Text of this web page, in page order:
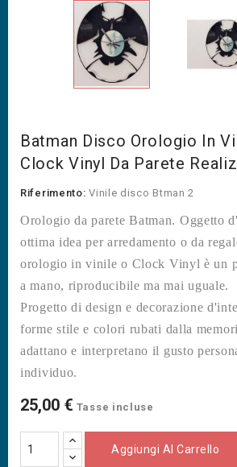
Batman Disco Orologio In
Clock Vinyl Da Parete
Riferimento: Vinile disco Btman 2
Orologio da parete Batman. Oggetto
ottima idea per arredamento o da
orologio in vinile o Clock Vinyl è un
a mano, riproducibile ma mai uguale.
Progetto di design e decorazione
forme stile e colori rubati dalla
adattano e interpretano il gusto
individuo.
25,00 € Tasse incluse
Aggiungi Al Carrello